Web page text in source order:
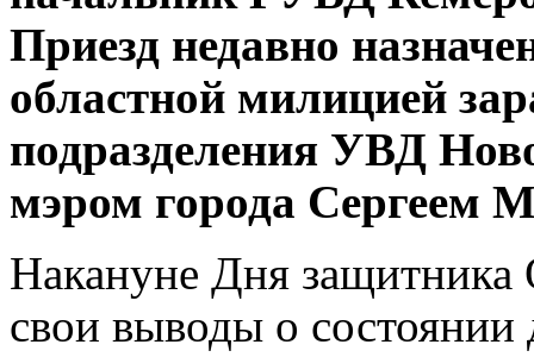
Приезд недавно
областной милицией
подразделения УВД
мэром города Сергеем
Накануне Дня защитника
свои выводы о состоянии